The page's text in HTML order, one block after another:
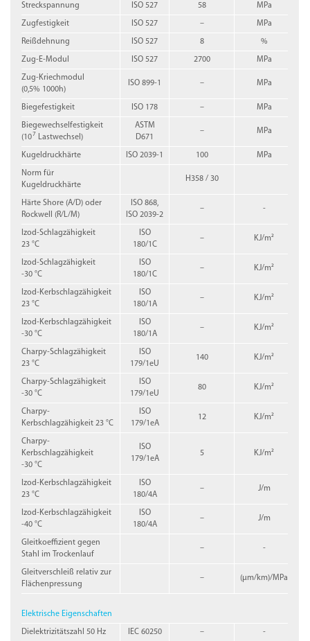
Streckspannung ISO 527 58 MPa
Zugfestigkeit ISO 527 – MPa
Reißdehnung ISO 527 8 %
Zug-E-Modul ISO 527 2700 MPa
Zug-Kriechmodul
(0,5% 1000h)
ISO 899-1 – MPa
Biegefestigkeit ISO 178 – MPa
Biegewechselfestigkeit
(107 Lastwechsel)
ASTM
D671
– MPa
Kugeldruckhärte ISO 2039-1 100 MPa
Norm für
Kugeldruckhärte
H358 / 30
Härte Shore (A/D) oder
Rockwell (R/L/M)
ISO 868,
ISO 2039-2
– -
Izod-Schlagzähigkeit
23 °C
ISO
180/1C
– KJ/m²
Izod-Schlagzähigkeit
-30 °C
ISO
180/1C
– KJ/m²
Izod-Kerbschlagzähigkeit
23 °C
ISO
180/1A
– KJ/m²
Izod-Kerbschlagzähigkeit
-30 °C
ISO
180/1A
– KJ/m²
Charpy-Schlagzähigkeit
23 °C
ISO
179/1eU
140 KJ/m²
Charpy-Schlagzähigkeit
-30 °C
ISO
179/1eU
80 KJ/m²
Charpy-
Kerbschlagzähigkeit 23 °C
ISO
179/1eA
12 KJ/m²
Charpy-
Kerbschlagzähigkeit
-30 °C
ISO
179/1eA
5 KJ/m²
Izod-Kerbschlagzähigkeit
23 °C
ISO
180/4A
– J/m
Izod-Kerbschlagzähigkeit
-40 °C
ISO
180/4A
– J/m
Gleitkoeffizient gegen
Stahl im Trockenlauf
– -
Gleitverschleiß relativ zur
Flächenpressung
– (µm/km)/MPa
Elektrische Eigenschaften
Dielektrizitätszahl 50 Hz IEC 60250 – -